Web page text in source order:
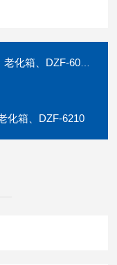
DZF-6030A （化学）
化箱、DZF-6210